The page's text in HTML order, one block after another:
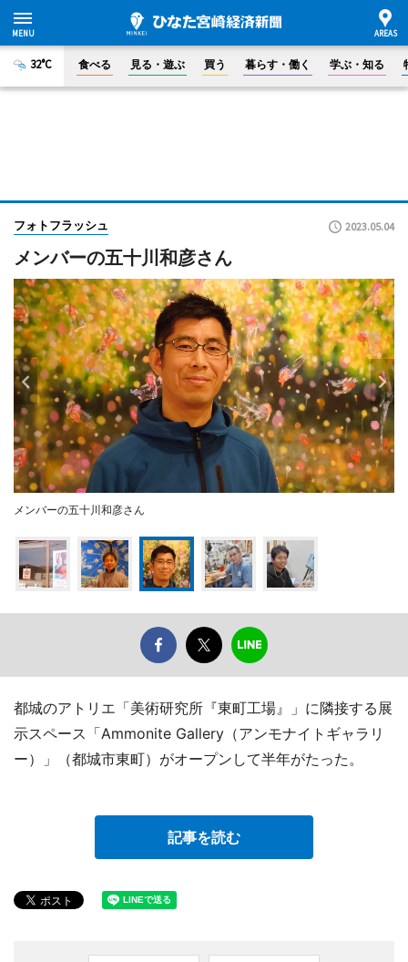
32°C 食べる 見る・遊ぶ 買う 暮らす・働く 学ぶ・知る
フォトフラッシュ 2023.05.04
メンバーの五十川和彦さん
メンバーの五十川和彦さん
都城のアトリエ「美術研究所『東町工場』」に隣接する展
示スペース「Ammonite Gallery（アンモナイトギャラリ
ー）」（都城市東町）がオープンして半年がたった。
記事を読む